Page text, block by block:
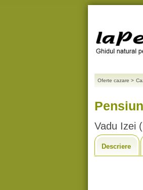
Oferte cazare >
Vadu Izei
Descriere